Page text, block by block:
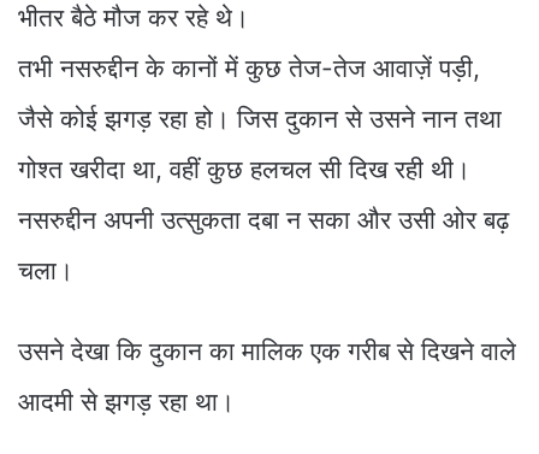
भीतर बैठे मौज कर रहे थे।
तभी नसरुद्दीन के कानों में कुछ तेज-तेज आवाज़ें पड़ी,
जैसे कोई झगड़ रहा हो। जिस दुकान से उसने नान तथा
गोश्त खरीदा था, वहीं कुछ हलचल सी दिख रही थी।
नसरुद्दीन अपनी उत्सुकता दबा न सका और उसी ओर बढ़
चला।
उसने देखा कि दुकान का मालिक एक गरीब से दिखने वाले
आदमी से झगड़ रहा था।